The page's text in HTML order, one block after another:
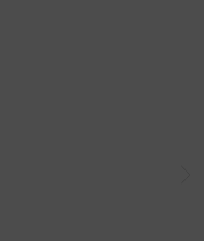
、お気軽にお問い合
帯指定をしての出荷は